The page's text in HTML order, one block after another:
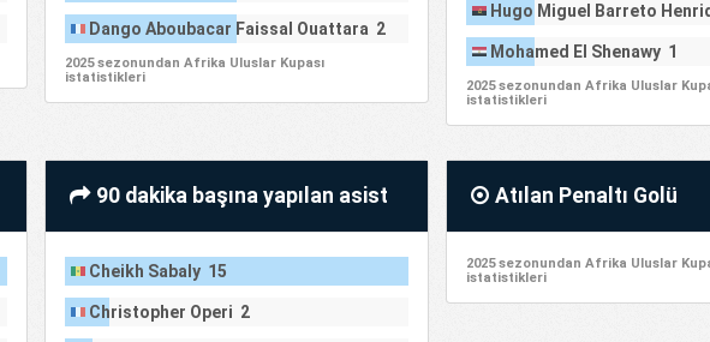
Dango Aboubacar Faissal Ouattara 2
2025 sezonundan Afrika Uluslar Kupası
istatistikleri
Hugo Miguel Barreto
Marques 1
Mohamed El Shenawy 1
2025 sezonundan Afrika Uluslar
istatistikleri
90 dakika başına yapılan asist
Cheikh Sabaly 15
Christopher Operi 2
Atılan Penaltı Golü
2025 sezonundan Afrika Uluslar
istatistikleri